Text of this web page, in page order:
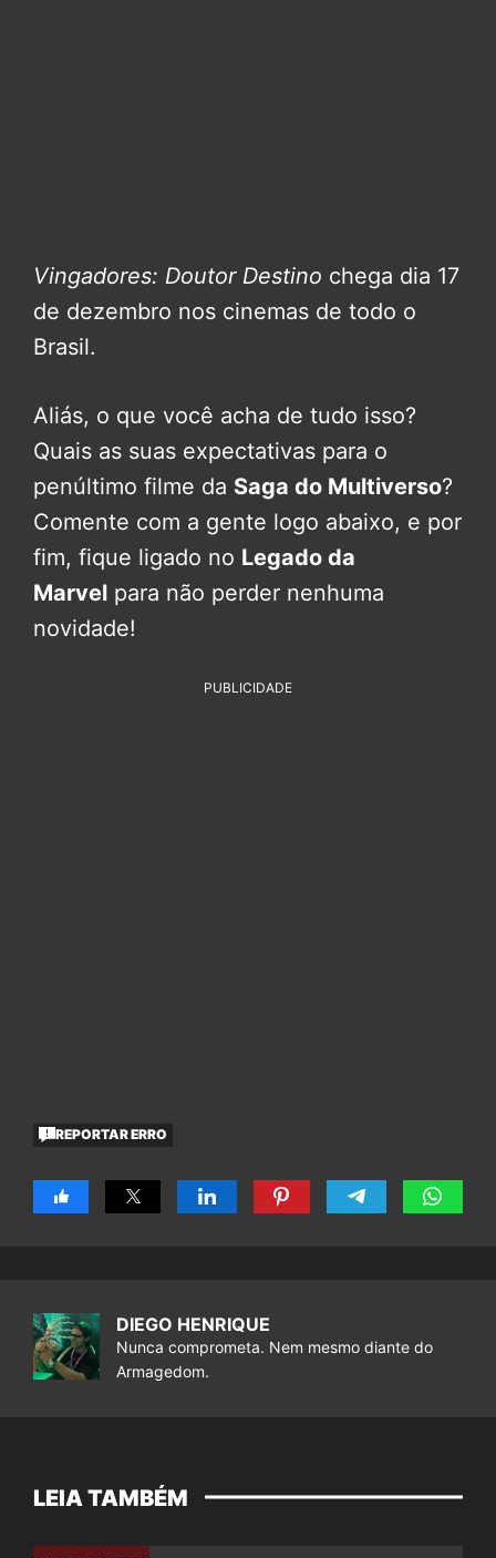
Vingadores: Doutor Destino chega dia 17
de dezembro nos cinemas de todo o
Brasil.
Aliás, o que você acha de tudo isso?
Quais as suas expectativas para o
penúltimo filme da Saga do Multiverso?
Comente com a gente logo abaixo, e por
fim, fique ligado no Legado da
Marvel para não perder nenhuma
novidade!
PUBLICIDADE
REPORTAR ERRO
DIEGO HENRIQUE
Nunca comprometa. Nem mesmo diante do
Armagedom.
LEIA TAMBÉM